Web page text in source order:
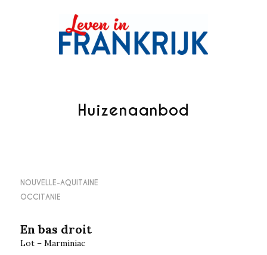
Huizenaanbod
NOUVELLE-AQUITAINE
OCCITANIE
En bas droit
Lot – Marminiac